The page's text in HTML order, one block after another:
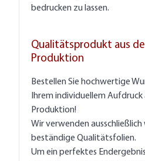
bedrucken zu lassen.
Qualitätsprodukt aus
Produktion
Bestellen Sie hochwertige
Ihrem individuellem Aufdruck
Produktion!
Wir verwenden
beständige Qualitätsfolien.
Um ein perfektes